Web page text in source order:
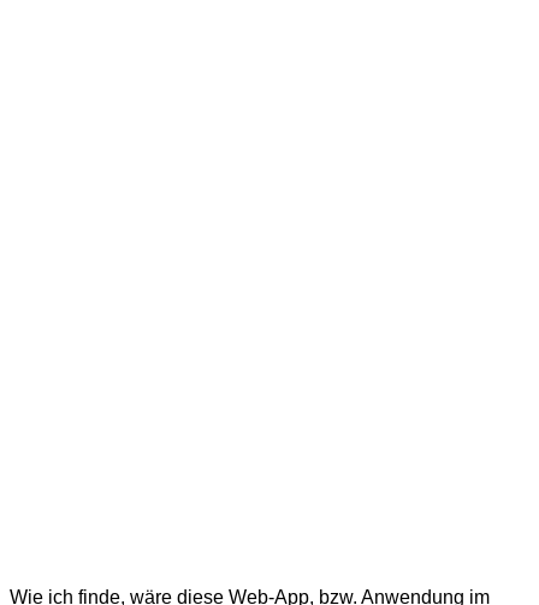
Wie ich finde, wäre diese Web-App, bzw. Anwendung im